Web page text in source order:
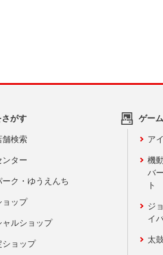
さがす
舗検索
ンター
ーク・ゆうえんち
ョップ
ャルショップ
ショップ
ゲー
ア
機
バ
ト
ジ
イ
太